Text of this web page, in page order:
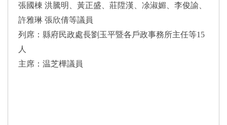
張國棟 洪騰明、黃正盛、莊陞漢、凃淑媚、李俊諭、
許雅琳 張欣倩等議員
列席：縣府民政處長劉玉平暨各戶政事務所主任等15
人
主席：温芝樺議員